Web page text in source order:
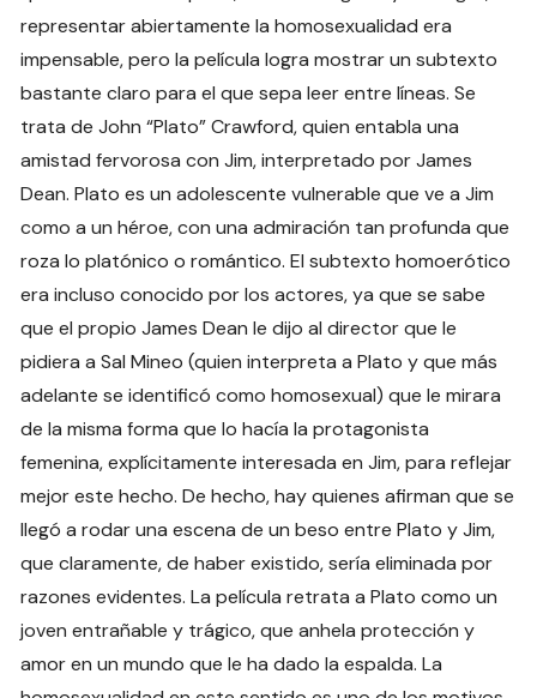
representar abiertamente la homosexualidad era
impensable, pero la película logra mostrar un subtexto
bastante claro para el que sepa leer entre líneas. Se
trata de John “Plato” Crawford, quien entabla una
amistad fervorosa con Jim, interpretado por James
Dean. Plato es un adolescente vulnerable que ve a Jim
como a un héroe, con una admiración tan profunda que
roza lo platónico o romántico. El subtexto homoerótico
era incluso conocido por los actores, ya que se sabe
que el propio James Dean le dijo al director que le
pidiera a Sal Mineo (quien interpreta a Plato y que más
adelante se identificó como homosexual) que le mirara
de la misma forma que lo hacía la protagonista
femenina, explícitamente interesada en Jim, para reflejar
mejor este hecho. De hecho, hay quienes afirman que se
llegó a rodar una escena de un beso entre Plato y Jim,
que claramente, de haber existido, sería eliminada por
razones evidentes. La película retrata a Plato como un
joven entrañable y trágico, que anhela protección y
amor en un mundo que le ha dado la espalda. La